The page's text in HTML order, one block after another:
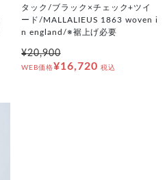
タック/ブラック×チェック+ツイ
ード/MALLALIEUS 1863 woven i
n england/※裾上げ必要
¥20,900
WEB価格¥16,720 税込